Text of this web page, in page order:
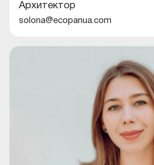
Архитектор
solona@ecopanua.com